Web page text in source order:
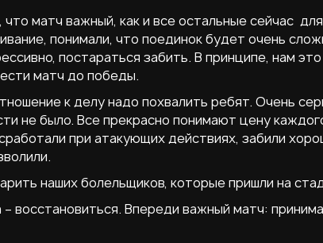
матч важный, как и все остальные сейчас
понимали, что поединок будет очень
постараться забить. В принципе, нам
матч до победы.
к делу надо похвалить ребят. Очень
не было. Все прекрасно понимают цену
при атакующих действиях, забили
наших болельщиков, которые пришли на
восстановиться. Впереди важный матч: